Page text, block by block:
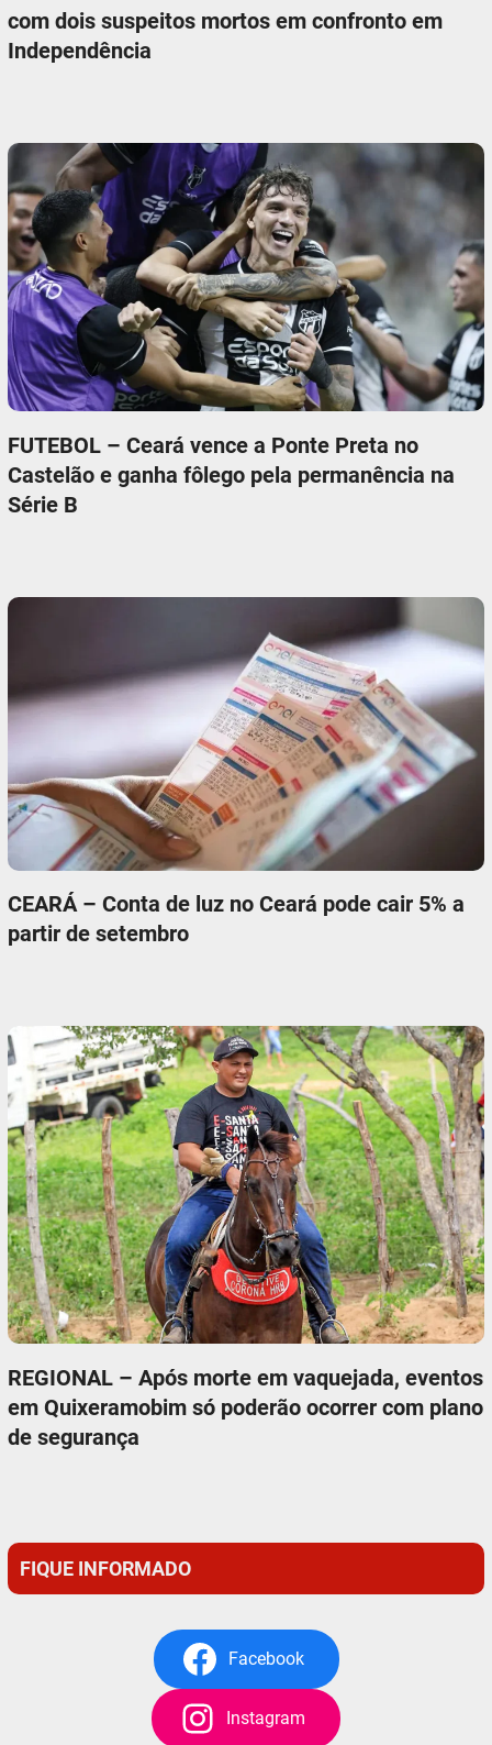
com dois suspeitos mortos em confronto em
Independência
FUTEBOL – Ceará vence a Ponte Preta no
Castelão e ganha fôlego pela permanência na
Série B
CEARÁ – Conta de luz no Ceará pode cair 5% a
partir de setembro
REGIONAL – Após morte em vaquejada, eventos
em Quixeramobim só poderão ocorrer com plano
de segurança
FIQUE INFORMADO
Facebook
Instagram